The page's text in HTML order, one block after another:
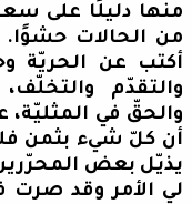
منها دليلًا على
من الحالات حشوًا.
أكتب عن الحريّة
والتقدّم
والحقّ في المثليّة،
أن كلّ شيء بثمن
يذيّل بعض المحرّرين
لي الأمر وقد صرت